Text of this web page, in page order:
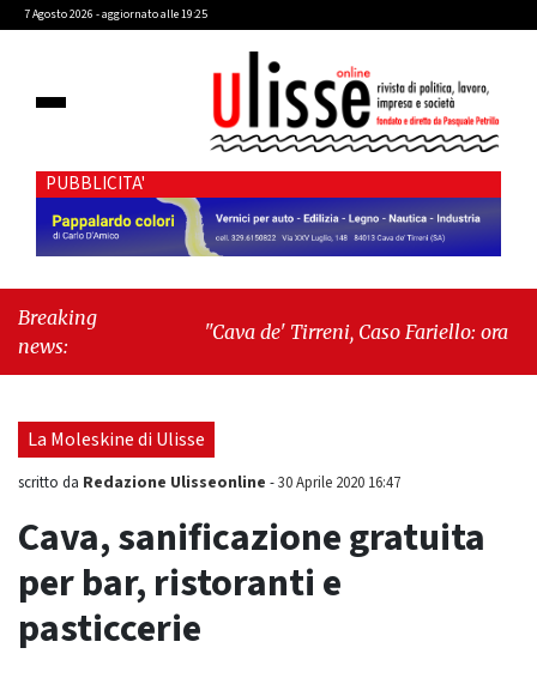
7 Agosto 2026 - aggiornato alle 19:25
PUBBLICITA'
Breaking
news:
"Cava de' Tirreni, Caso Fariello: ora
perché esiste"
La Moleskine di Ulisse
scritto da Redazione Ulisseonline -30 Aprile 2020 16:47
Cava, sanificazione gratuita
per bar, ristoranti e
pasticcerie